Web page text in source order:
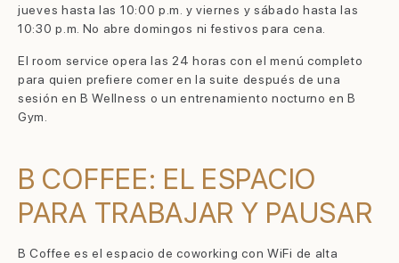
jueves hasta las 10:00 p.m. y viernes y sábado hasta las
10:30 p.m. No abre domingos ni festivos para cena.
El room service opera las 24 horas con el menú completo
para quien prefiere comer en la suite después de una
sesión en B Wellness o un entrenamiento nocturno en B
Gym.
B COFFEE: EL ESPACIO
PARA TRABAJAR Y PAUSAR
B Coffee es el espacio de coworking con WiFi de alta